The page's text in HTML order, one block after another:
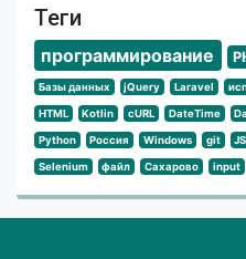
Теги
программирование
Базы данных jQuery Laravel
HTML Kotlin cURL DateTime
Python Россия Windows git
Selenium файл Сахарово input